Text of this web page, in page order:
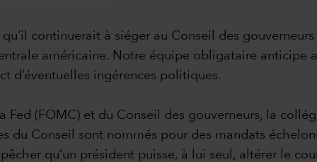
continuerait à siéger au Conseil des
américaine. Notre équipe obligataire anticipe
d’éventuelles ingérences politiques.
(FOMC) et du Conseil des gouverneurs, la
du Conseil sont nommés pour des mandats
qu’un président puisse, à lui seul, altérer le